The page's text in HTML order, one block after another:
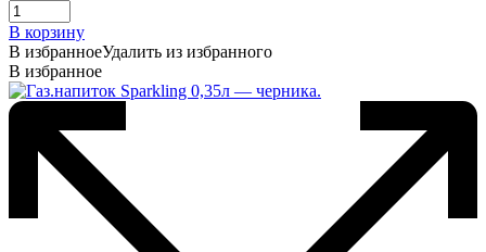
В корзину
В избранноеУдалить из избранного
В избранное